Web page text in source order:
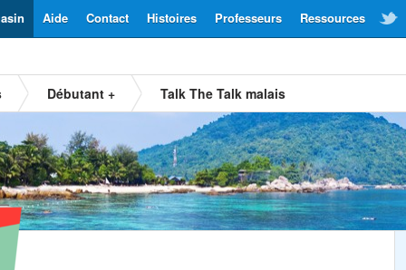
Ressources
Professeurs
Histoires
Contact
Aide
Débutant + Talk The Talk malais